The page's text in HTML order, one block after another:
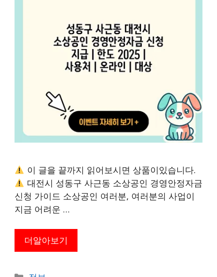
이 글을 끝까지 읽어보시면 상품이있습니다.
대전시 성동구 사근동 소상공인 경영안정자금
신청 가이드 소상공인 여러분, 여러분의 사업이
지금 어려운 …
더알아보기